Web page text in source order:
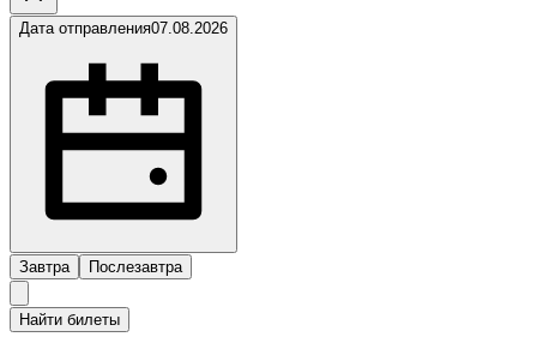
Дата отправления07.08.2026
Завтра Послезавтра
Найти билеты